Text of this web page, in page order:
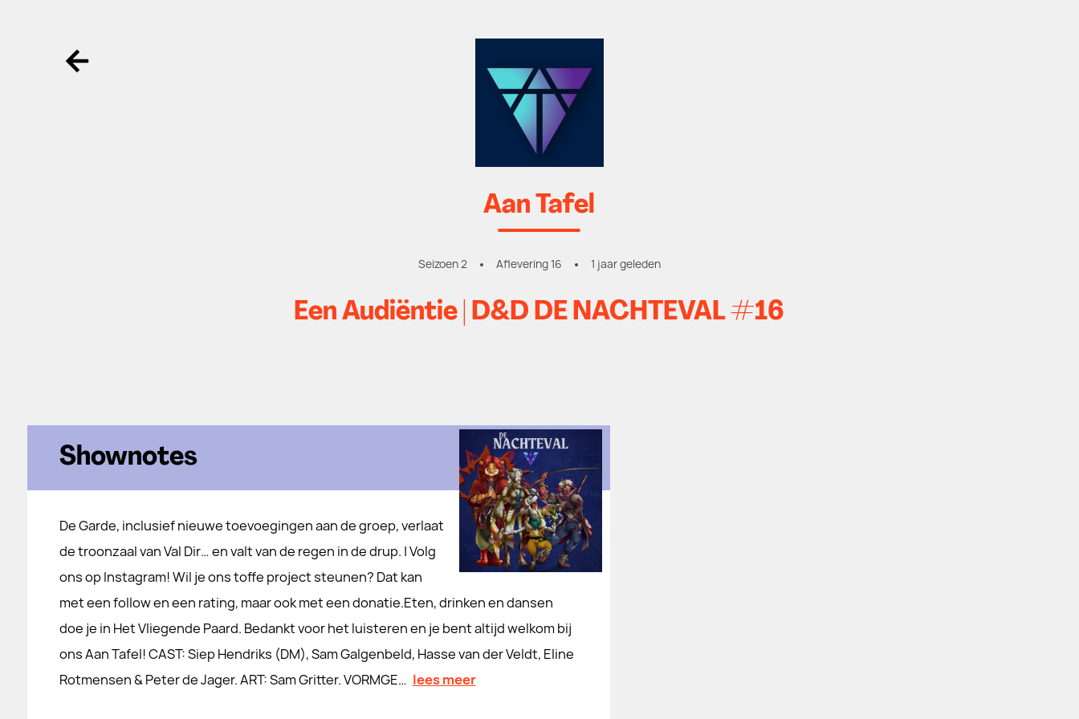
Ga terug
Aan Tafel
Seizoen 2 Aflevering 16 1 jaar geleden
Een Audiëntie | D&D DE NACHTEVAL #16
Shownotes
De Garde, inclusief nieuwe toevoegingen aan de groep, verlaat
de troonzaal van Val Dir… en valt van de regen in de drup. | Volg
ons op ⁠⁠⁠⁠⁠⁠⁠⁠⁠⁠⁠Instagram⁠⁠⁠⁠⁠⁠⁠⁠⁠⁠⁠! Wil je ons toffe project steunen? Dat kan
met een follow en een rating, maar ook⁠⁠⁠⁠⁠⁠⁠⁠⁠⁠⁠ met een donatie⁠⁠⁠⁠⁠⁠⁠⁠⁠⁠⁠.Eten, drinken en dansen
doe je in ⁠⁠⁠⁠⁠⁠⁠⁠⁠⁠⁠Het Vliegende Paard⁠⁠⁠⁠⁠⁠⁠⁠⁠⁠⁠. Bedankt voor het luisteren en je bent altijd welkom bij
ons Aan Tafel! CAST: Siep Hendriks (DM), Sam Galgenbeld, Hasse van der Veldt, Eline
Rotmensen & Peter de Jager. ART: Sam Gritter. VORMGE… lees meer